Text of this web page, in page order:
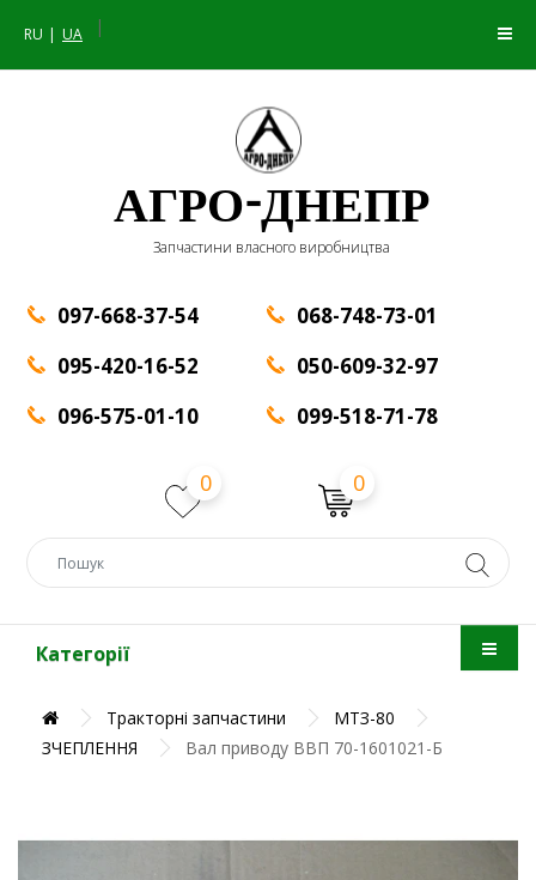
RU UA |
АГРО-ДНЕПР
Запчастини власного виробництва
097-668-37-54
095-420-16-52
096-575-01-10
068-748-73-01
050-609-32-97
099-518-71-78
0 0
Категорії
Тракторні запчастини
МТЗ-80
ЗЧЕПЛЕННЯ
Вал приводу ВВП 70-1601021-Б